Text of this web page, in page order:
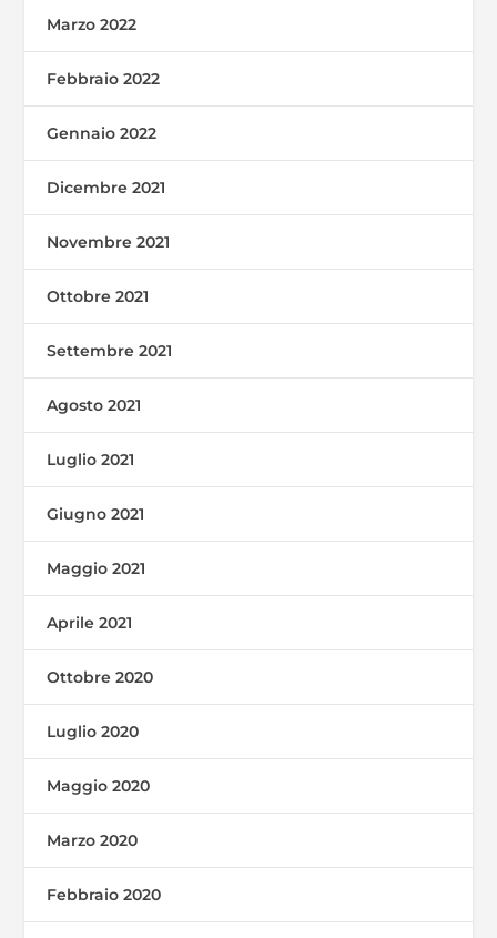
Marzo 2022
Febbraio 2022
Gennaio 2022
Dicembre 2021
Novembre 2021
Ottobre 2021
Settembre 2021
Agosto 2021
Luglio 2021
Giugno 2021
Maggio 2021
Aprile 2021
Ottobre 2020
Luglio 2020
Maggio 2020
Marzo 2020
Febbraio 2020